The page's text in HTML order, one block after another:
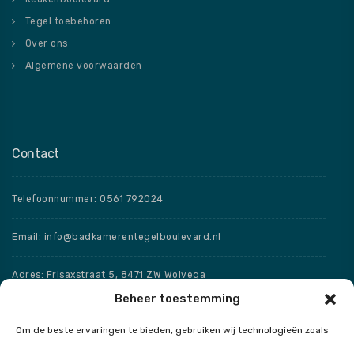
Beheer toestemming
Om de beste ervaringen te bieden, gebruiken wij technologieën zoals
Tegel toebehoren
Over ons
Algemene voorwaarden
Contact
Telefoonnummer: 0561 792024
Email: info@badkamerentegelboulevard.nl
Adres: Frisaxstraat 5, 8471 ZW Wolvega